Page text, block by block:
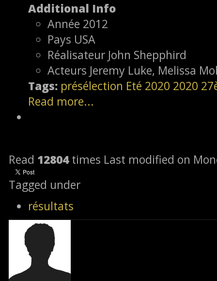
Additional Info
Année 2012
Pays USA
Réalisateur John Shepphird
Acteurs Jeremy Luke, Melissa
Tags: présélection Eté 2020 2020
Read more...
Read 12804times Last modified on
Tagged under
résultats